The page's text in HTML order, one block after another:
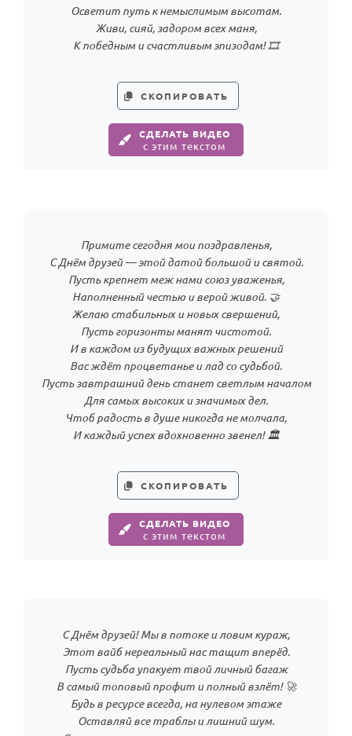
Осветит путь к немыслимым высотам.
Живи, сияй, задором всех маня,
К победным и счастливым эпизодам! 🎞️
СКОПИРОВАТЬ
СДЕЛАТЬ ВИДЕО
с этим текстом
Примите сегодня мои поздравленья,
С Днём друзей — этой датой большой и святой.
Пусть крепнет меж нами союз уваженья,
Наполненный честью и верой живой. 🤝
Желаю стабильных и новых свершений,
Пусть горизонты манят чистотой.
И в каждом из будущих важных решений
Вас ждёт процветанье и лад со судьбой.
Пусть завтрашний день станет светлым началом
Для самых высоких и значимых дел.
Чтоб радость в душе никогда не молчала,
И каждый успех вдохновенно звенел! 🏛️
СКОПИРОВАТЬ
СДЕЛАТЬ ВИДЕО
с этим текстом
С Днём друзей! Мы в потоке и ловим кураж,
Этот вайб нереальный нас тащит вперёд.
Пусть судьба упакует твой личный багаж
В самый топовый профит и полный взлёт! 🚀
Будь в ресурсе всегда, на нулевом этаже
Оставляй все траблы и лишний шум.